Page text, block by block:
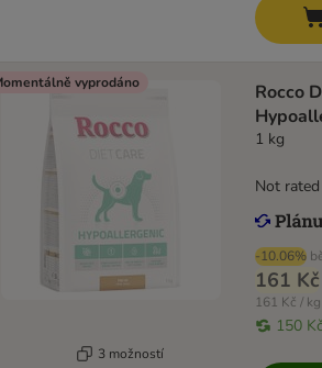
vyprodáno
3 možností
Rocco
1 kg
-10.06%
161 Kč
161 Kč / kg
150 Kč
Not rated